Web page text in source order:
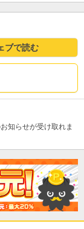
ブで読む
知らせが受け取れま